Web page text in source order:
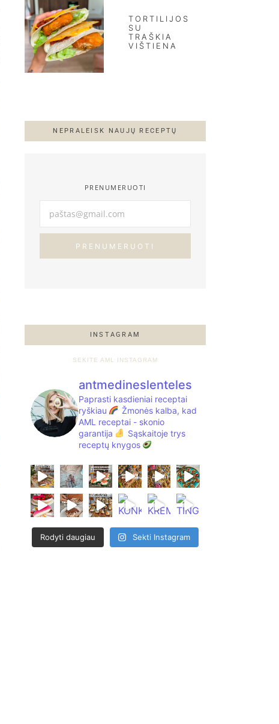
TORTILIJOS
SU
TRAŠKIA
VIŠTIENA
NEPRALEISK NAUJŲ RECEPTŲ
PRENUMERUOTI
PRENUMERUOTI
INSTAGRAM
SEKITE AML INSTAGRAM
antmedineslenteles
Paprasti kasdieniai receptai
ryškiau
Žmonės kalba, kad
AML receptai - skonio
garantija
Sąskaitoje trys
receptų knygos
Rodyti daugiau Sekti Instagram